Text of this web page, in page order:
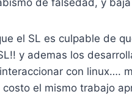
el SL es culpable de
y ademas los
con linux….
el mismo trabajo